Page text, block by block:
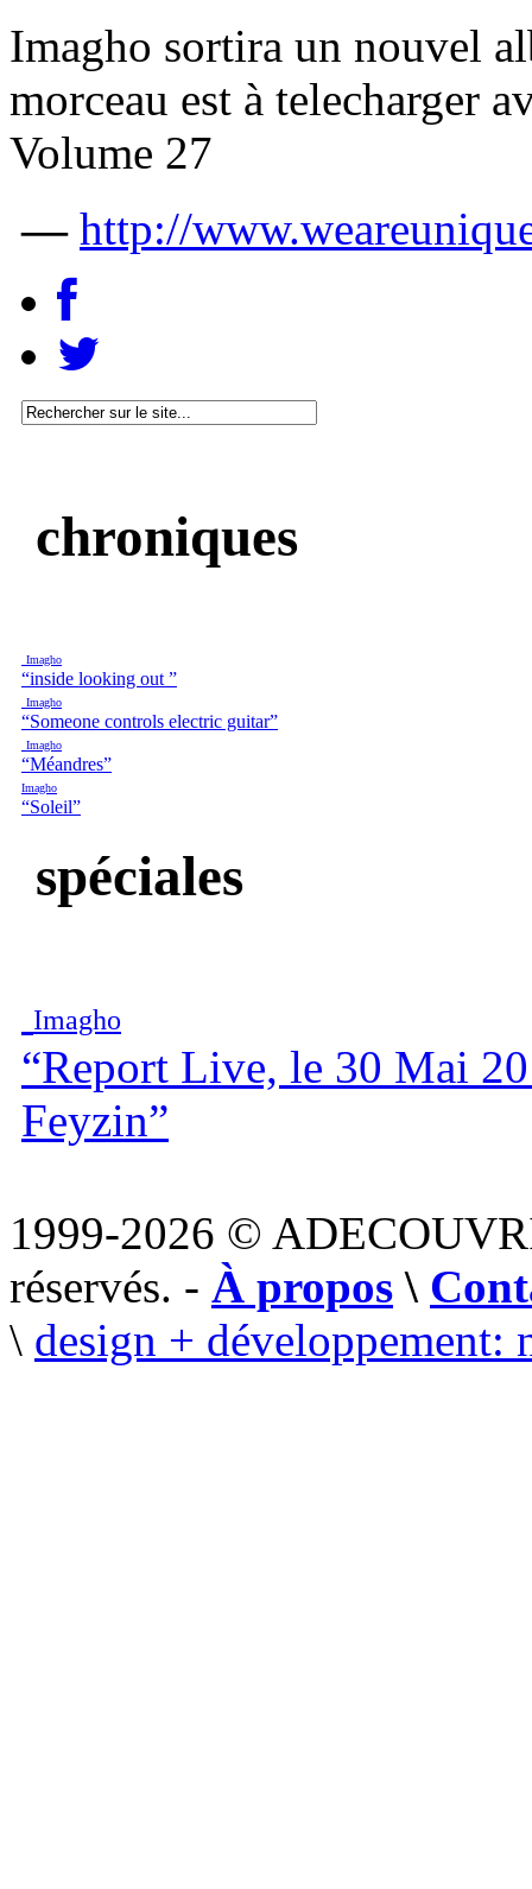
Imagho sortira un nouvel
morceau est à telecharger
Volume 27
— http://
chroniques
Imagho
“inside looking out ”
Imagho
“Someone controls electric guitar”
Imagho
“Méandres”
Imagho
“Soleil”
spéciales
Imagho
“Report Live, le 30 Mai
Feyzin”
1999-2026 ©
réservés. - À propos \
\ design + développement: